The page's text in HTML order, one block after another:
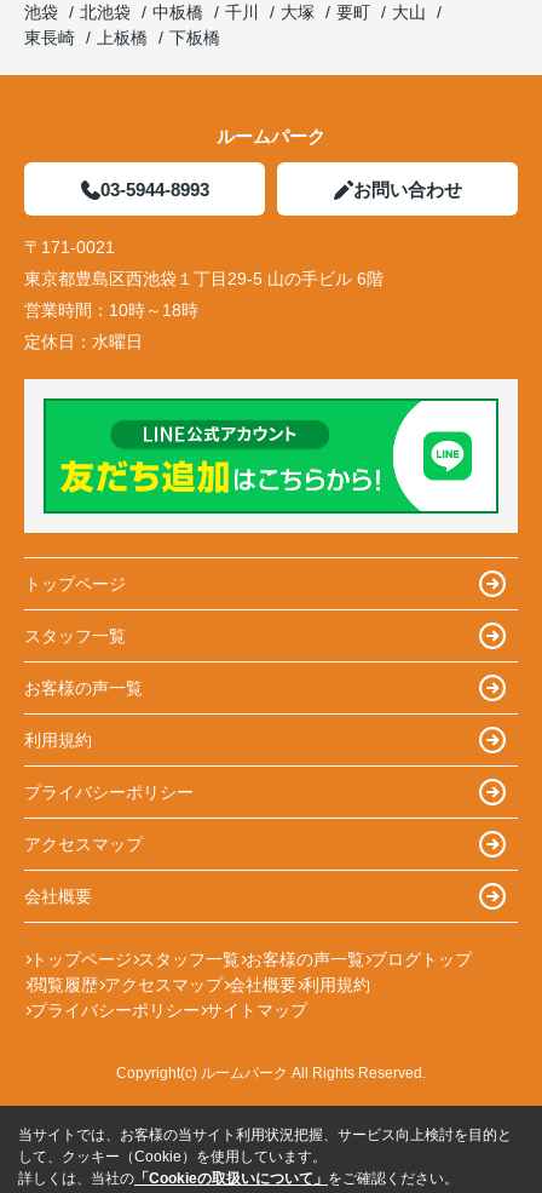
池袋
北池袋 中板橋 千川 大塚 要町
大山
東長崎
上板橋 下板橋
ルームパーク
03-5944-8993 お問い合わせ
〒171-0021
東京都豊島区西池袋１丁目29-5 山の手ビル 6階
営業時間： 10時～18時
定休日： 水曜日
トップページ
スタッフ一覧
お客様の声一覧
利用規約
プライバシーポリシー
アクセスマップ
会社概要
トップページ スタッフ一覧 お客様の声一覧 ブログトップ
閲覧履歴 アクセスマップ 会社概要 利用規約
プライバシーポリシー サイトマップ
Copyright(c) ルームパーク All Rights Reserved.
当サイトでは、お客様の当サイト利用状況把握、サービス向上検討を目的と
して、クッキー（Cookie）を使用しています。
詳しくは、当社の 「Cookieの取扱いについて」 をご確認ください。